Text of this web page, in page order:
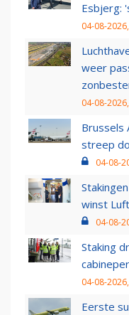
Esbjerg:
04-08-
weer
04-08-
Brussels
streep
04-08-
winst
04-08-
Staking
04-08-
Eerste